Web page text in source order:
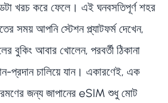
খরচ করে ফেলে। এই ঘনবসতিপূর্ণ শহর
সময় আপনি স্টেশন প্ল্যাটফর্ম দেখেন,
বুকিং আবার খোলেন, পরবর্তী ঠিকানা
প্রদান চালিয়ে যান। একারণেই, এক
জন্য জাপানের eSIM শুধু মোট